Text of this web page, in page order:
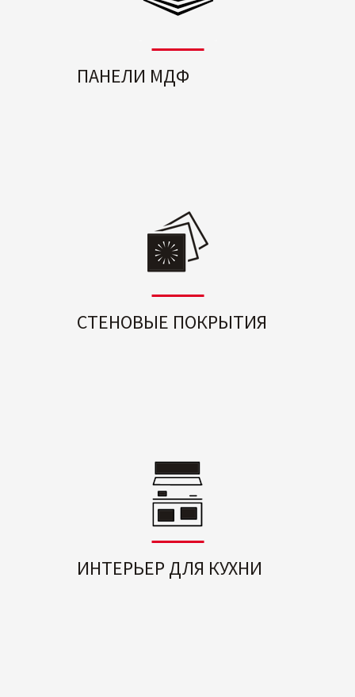
ПАНЕЛИ МДФ
СТЕНОВЫЕ ПОКРЫТИЯ
ИНТЕРЬЕР ДЛЯ КУХНИ